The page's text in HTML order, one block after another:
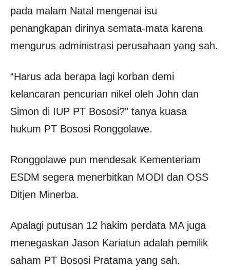
pada malam Natal mengenai isu
penangkapan dirinya semata-mata karena
mengurus administrasi perusahaan yang sah.
“Harus ada berapa lagi korban demi
kelancaran pencurian nikel oleh John dan
Simon di IUP PT Bososi?” tanya kuasa
hukum PT Bososi Ronggolawe.
Ronggolawe pun mendesak Kementeriam
ESDM segera menerbitkan MODI dan OSS
Ditjen Minerba.
Apalagi putusan 12 hakim perdata MA juga
menegaskan Jason Kariatun adalah pemilik
saham PT Bososi Pratama yang sah.